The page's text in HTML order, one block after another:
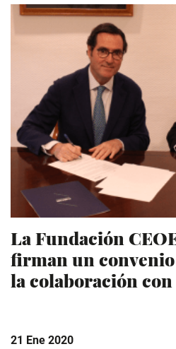
La Fundación
firman un
la colaboración
21 Ene 2020